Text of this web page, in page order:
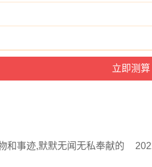
和事迹,默默无闻无私奉献的